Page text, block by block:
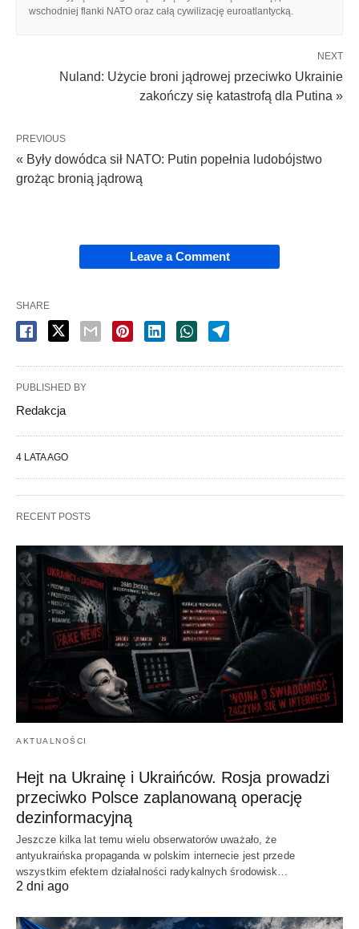
wschodniej flanki NATO oraz całą cywilizację euroatlantycką.
NEXT
Nuland: Użycie broni jądrowej przeciwko Ukrainie
zakończy się katastrofą dla Putina »
PREVIOUS
« Były dowódca sił NATO: Putin popełnia ludobójstwo
grożąc bronią jądrową
Leave a Comment
SHARE
PUBLISHED BY
Redakcja
4 LATA AGO
RECENT POSTS
AKTUALNOŚCI
Hejt na Ukrainę i Ukraińców. Rosja prowadzi
przeciwko Polsce zaplanowaną operację
dezinformacyjną
Jeszcze kilka lat temu wielu obserwatorów uważało, że
antyukraińska propaganda w polskim internecie jest przede
wszystkim efektem działalności radykalnych środowisk…
2 dni ago